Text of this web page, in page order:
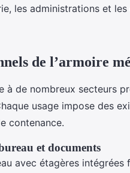
les administrations et
de l’armoire
à de nombreux secteurs
usage impose des
contenance.
et documents
avec étagères